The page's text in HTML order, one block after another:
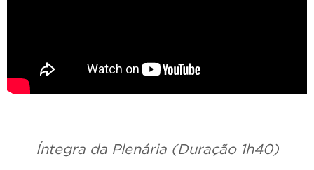
Íntegra da Plenária (Duração 1h40)